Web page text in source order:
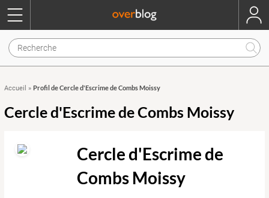
Accueil » Profil de Cercle d'Escrime de Combs Moissy
Cercle d'Escrime de Combs Moissy
Cercle d'Escrime de
Combs Moissy